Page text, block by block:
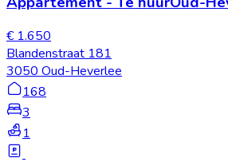
€ 1.650
Blandenstraat 181
3050 Oud-Heverlee
168
3
1